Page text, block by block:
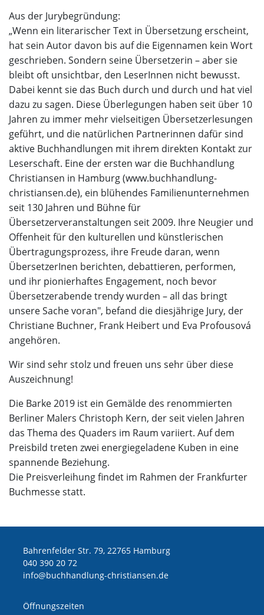
Aus der Jurybegründung:
„Wenn ein literarischer Text in Übersetzung erscheint,
hat sein Autor davon bis auf die Eigennamen kein Wort
geschrieben. Sondern seine Übersetzerin – aber sie
bleibt oft unsichtbar, den LeserInnen nicht bewusst.
Dabei kennt sie das Buch durch und durch und hat viel
dazu zu sagen. Diese Überlegungen haben seit über 10
Jahren zu immer mehr vielseitigen Übersetzerlesungen
geführt, und die natürlichen Partnerinnen dafür sind
aktive Buchhandlungen mit ihrem direkten Kontakt zur
Leserschaft. Eine der ersten war die Buchhandlung
Christiansen in Hamburg (www.buchhandlung-
christiansen.de), ein blühendes Familienunternehmen
seit 130 Jahren und Bühne für
Übersetzerveranstaltungen seit 2009. Ihre Neugier und
Offenheit für den kulturellen und künstlerischen
Übertragungsprozess, ihre Freude daran, wenn
ÜbersetzerInen berichten, debattieren, performen,
und ihr pionierhaftes Engagement, noch bevor
Übersetzerabende trendy wurden – all das bringt
unsere Sache voran", befand die diesjährige Jury, der
Christiane Buchner, Frank Heibert und Eva Profousová
angehören.
Wir sind sehr stolz und freuen uns sehr über diese
Auszeichnung!
Die Barke 2019 ist ein Gemälde des renommierten
Berliner Malers Christoph Kern, der seit vielen Jahren
das Thema des Quaders im Raum variiert. Auf dem
Preisbild treten zwei energiegeladene Kuben in eine
spannende Beziehung.
Die Preisverleihung findet im Rahmen der Frankfurter
Buchmesse statt.
Bahrenfelder Str. 79, 22765 Hamburg
040 390 20 72
ed.nesnaitsirhc-gnuldnahhcub@ofni
Öffnungszeiten